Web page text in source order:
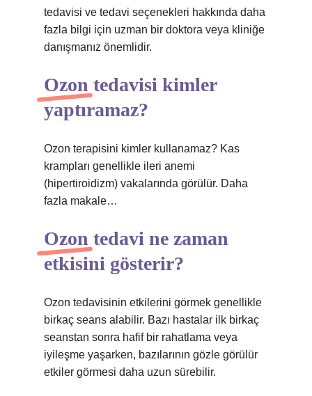
tedavisi ve tedavi seçenekleri hakkında daha
fazla bilgi için uzman bir doktora veya kliniğe
danışmanız önemlidir.
Ozon tedavisi kimler
yaptıramaz?
Ozon terapisini kimler kullanamaz? Kas
krampları genellikle ileri anemi
(hipertiroidizm) vakalarında görülür. Daha
fazla makale…
Ozon tedavi ne zaman
etkisini gösterir?
Ozon tedavisinin etkilerini görmek genellikle
birkaç seans alabilir. Bazı hastalar ilk birkaç
seanstan sonra hafif bir rahatlama veya
iyileşme yaşarken, bazılarının gözle görülür
etkiler görmesi daha uzun sürebilir.